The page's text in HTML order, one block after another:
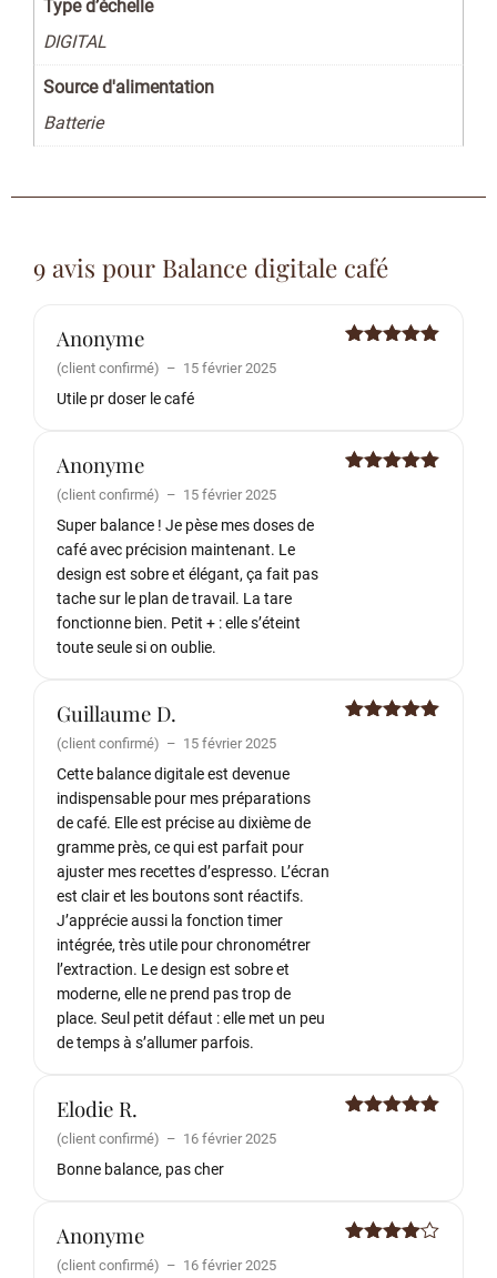
Type d’échelle
DIGITAL
Source d'alimentation
Batterie
9 avis pour Balance digitale café
Anonyme
(client confirmé) – 15 février 2025
Utile pr doser le café
Anonyme
(client confirmé) – 15 février 2025
Super balance ! Je pèse mes doses de
café avec précision maintenant. Le
design est sobre et élégant, ça fait pas
tache sur le plan de travail. La tare
fonctionne bien. Petit + : elle s’éteint
toute seule si on oublie.
Guillaume D.
(client confirmé) – 15 février 2025
Cette balance digitale est devenue
indispensable pour mes préparations
de café. Elle est précise au dixième de
gramme près, ce qui est parfait pour
ajuster mes recettes d’espresso. L’écran
est clair et les boutons sont réactifs.
J’apprécie aussi la fonction timer
intégrée, très utile pour chronométrer
l’extraction. Le design est sobre et
moderne, elle ne prend pas trop de
place. Seul petit défaut : elle met un peu
de temps à s’allumer parfois.
Elodie R.
(client confirmé) – 16 février 2025
Bonne balance, pas cher
Anonyme
(client confirmé) – 16 février 2025